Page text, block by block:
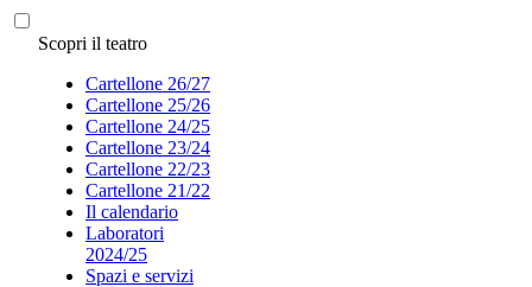
Scopri il teatro
Cartellone 26/27
Cartellone 25/26
Cartellone 24/25
Cartellone 23/24
Cartellone 22/23
Cartellone 21/22
Il calendario
Laboratori
2024/25
Spazi e servizi